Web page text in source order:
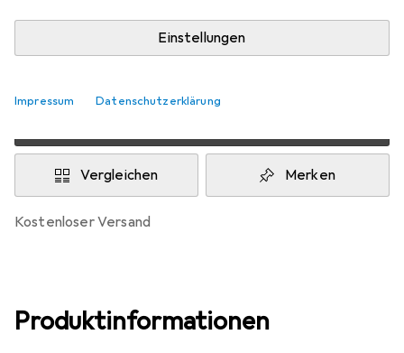
Einstellungen
Impressum Datenschutzerklärung
Lieferort angeben für genaue Lieferzeit
Angebot von i
Vergleichen Merken
kostenloser Versand
Produktinformationen